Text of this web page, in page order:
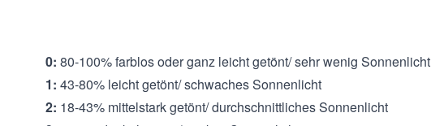
0: 80-100% farblos oder ganz leicht getönt/ sehr wenig Sonnenlicht
1: 43-80% leicht getönt/ schwaches Sonnenlicht
2: 18-43% mittelstark getönt/ durchschnittliches Sonnenlicht